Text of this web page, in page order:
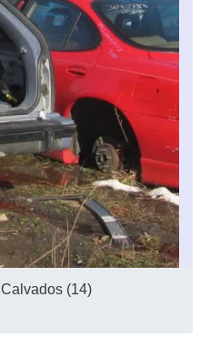
Calvados (14)